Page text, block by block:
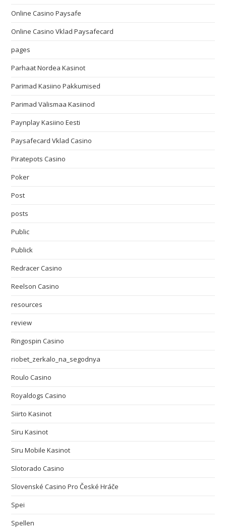
Online Casino Paysafe
Online Casino Vklad Paysafecard
pages
Parhaat Nordea Kasinot
Parimad Kasiino Pakkumised
Parimad Välismaa Kasiinod
Paynplay Kasiino Eesti
Paysafecard Vklad Casino
Piratepots Casino
Poker
Post
posts
Public
Publick
Redracer Casino
Reelson Casino
resources
review
Ringospin Casino
riobet_zerkalo_na_segodnya
Roulo Casino
Royaldogs Casino
Siirto Kasinot
Siru Kasinot
Siru Mobile Kasinot
Slotorado Casino
Slovenské Casino Pro České Hráče
Spei
Spellen